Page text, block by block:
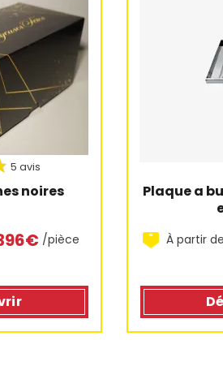
noires
/pièce
Plaque a
À partir